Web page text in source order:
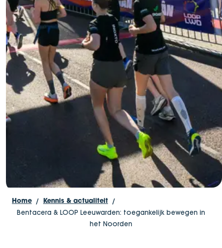
Home Kennis & actualiteit
Bentacera & LOOP Leeuwarden: toegankelijk bewegen in
het Noorden